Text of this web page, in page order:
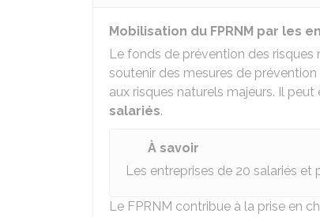
Mobilisation du FPRNM par les
Le fonds de prévention des risques
soutenir des mesures de
aux risques naturels majeurs. Il
salariés.
À savoir
Les entreprises de 20 salariés et
Le FPRNM contribue à la prise en